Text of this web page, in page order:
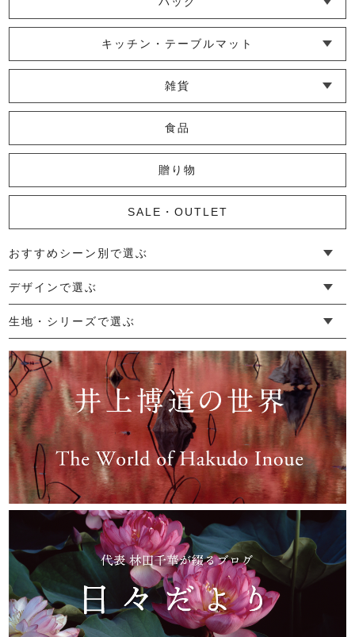
└ ポシェット・ショルダーバッグ
└ トートバッグ
└ 巾着バッグ
キッチン・テーブルマット
└ 蚊帳のふきん
└ かっぽう着・エプロン
└ その他キッチン小物
└ コースター
└ ランチョンマット・プレースマット
└ テーブルランナー・テーブルセンター
雑貨
└ その他小物
└ タオル・ハンカチ
└ ポーチ
└ インテリア
食品
贈り物
SALE・OUTLET
おすすめシーン別で選ぶ
└ 新生活
└ 和装
└ 旅行
└ 快眠
└ お祝い
デザインで選ぶ
└ ゆったりデザイン
└ 小柄さんにおすすめデザイン
└ 袖付きデザイン
└ メンズ・ユニセックスデザイン
└ 暮らしの黒色特集
生地・シリーズで選ぶ
└ 手紬手織り麻
└ 先染め麻
└ からみ織
└ グレーズリネン
└ 綿麻帆布
└ リネンツイード
└ リネンハンプ
└ ざっくり麻
└ オーガニックの蚊帳
└ かやキノミシリーズ
└ ふちどりシリーズ
└ 花紋シリーズ
└ 小紋シリーズ
└ 華わびシリーズ
└ 波ステッチシリーズ
└ あゆみ鹿シリーズ
└ 森の鹿シリーズ
└ まほろばシリーズ
└ 刺し子渦シリーズ
└ 革の水玉シリーズ
└ 新ビオシリーズ